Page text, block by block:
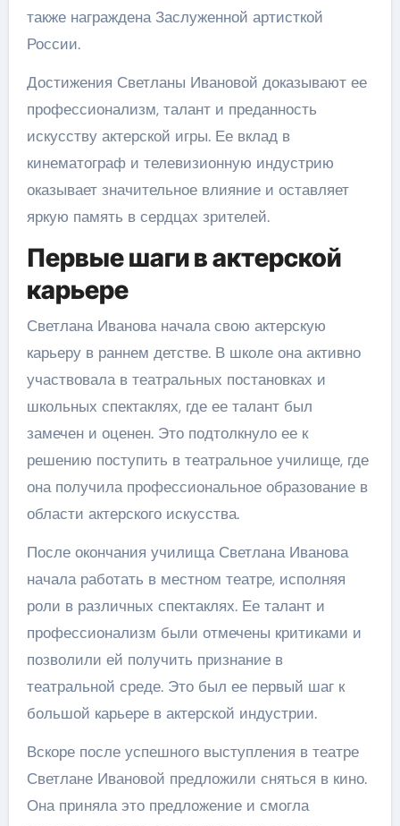
также награждена Заслуженной артисткой
России.
Достижения Светланы Ивановой доказывают ее
профессионализм, талант и преданность
искусству актерской игры. Ее вклад в
кинематограф и телевизионную индустрию
оказывает значительное влияние и оставляет
яркую память в сердцах зрителей.
Первые шаги в актерской
карьере
Светлана Иванова начала свою актерскую
карьеру в раннем детстве. В школе она активно
участвовала в театральных постановках и
школьных спектаклях, где ее талант был
замечен и оценен. Это подтолкнуло ее к
решению поступить в театральное училище, где
она получила профессиональное образование в
области актерского искусства.
После окончания училища Светлана Иванова
начала работать в местном театре, исполняя
роли в различных спектаклях. Ее талант и
профессионализм были отмечены критиками и
позволили ей получить признание в
театральной среде. Это был ее первый шаг к
большой карьере в актерской индустрии.
Вскоре после успешного выступления в театре
Светлане Ивановой предложили сняться в кино.
Она приняла это предложение и смогла